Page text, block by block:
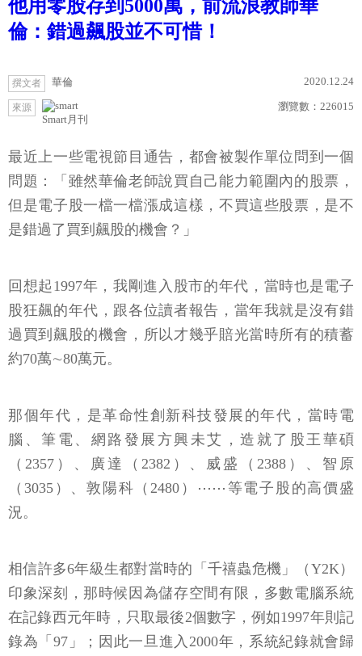
他用零股存到5000萬，前流浪教師華
倫：錯過飆股並不可惜！
撰文者 華倫 2020.12.24
來源
Smart月刊
瀏覽數： 226015
最近上一些電視節目通告，都會被製作單位問到一個
問題：「雖然華倫老師說買自己能力範圍內的股票，
但是電子股一檔一檔漲成這樣，不買這些股票，是不
是錯過了買到飆股的機會？」
回想起1997年，我剛進入股市的年代，當時也是電子
股狂飆的年代，跟各位讀者報告，當年我就是沒有錯
過買到飆股的機會，所以才幾乎賠光當時所有的積蓄
約70萬∼80萬元。
那個年代，是革命性創新科技發展的年代，當時電
腦、筆電、網路發展方興未艾，造就了股王華碩
（2357）、廣達（2382）、威盛（2388）、智原
（3035）、敦陽科（2480）⋯⋯等電子股的高價盛
況。
相信許多6年級生都對當時的「千禧蟲危機」（Y2K）
印象深刻，那時候因為儲存空間有限，多數電腦系統
在記錄西元年時，只取最後2個數字，例如1997年則記
錄為「97」；因此一旦進入2000年，系統紀錄就會歸